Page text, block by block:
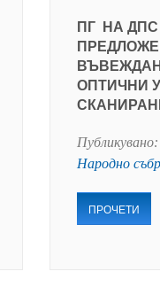
ПГ НА
ОПТИЧНИ
Публикувано:
Народно
ПРОЧЕТИ